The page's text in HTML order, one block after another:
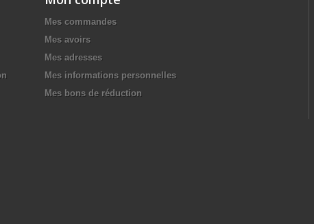
Mes commandes
Mes avoirs
Mes adresses
Mes informations personnelles
Mes bons de réduction